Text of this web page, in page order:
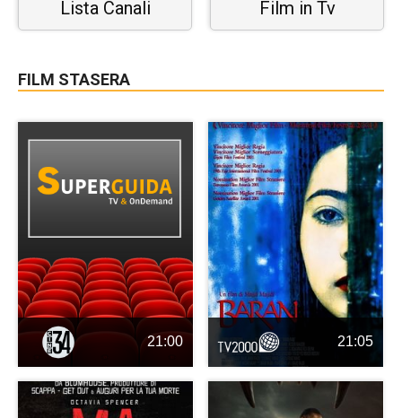
Lista Canali Film in Tv
FILM STASERA
21:00 21:05